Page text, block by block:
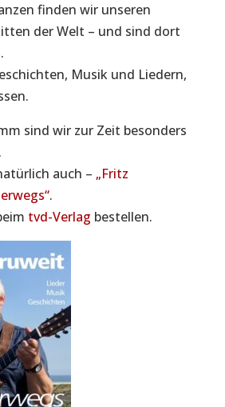
finden wir unseren
der Welt – und sind dort
Musik und Liedern,
sind wir zur Zeit besonders
auch – „Fritz
.
tvd-Verlag bestellen.